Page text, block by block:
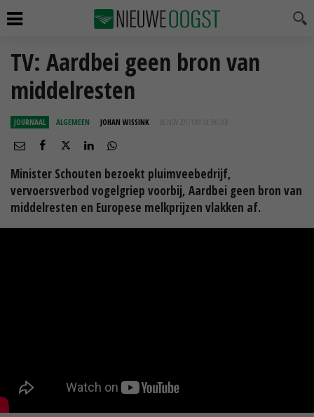
TV: Aardbei geen bron van
middelresten
JOURNAAL ALGEMEEN JOHAN WISSINK 06 NOV 2017 OM 14:39
Minister Schouten bezoekt pluimveebedrijf,
vervoersverbod vogelgriep voorbij, Aardbei geen bron van
middelresten en Europese melkprijzen vlakken af.